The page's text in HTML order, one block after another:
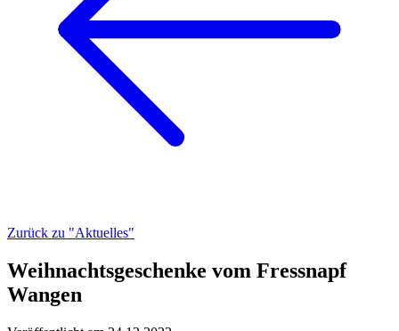
Zurück zu "Aktuelles"
Weihnachtsgeschenke vom Fressnapf
Wangen